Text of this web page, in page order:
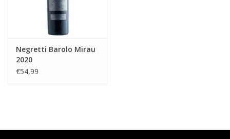
Negretti Barolo Mirau
2020
€54,99